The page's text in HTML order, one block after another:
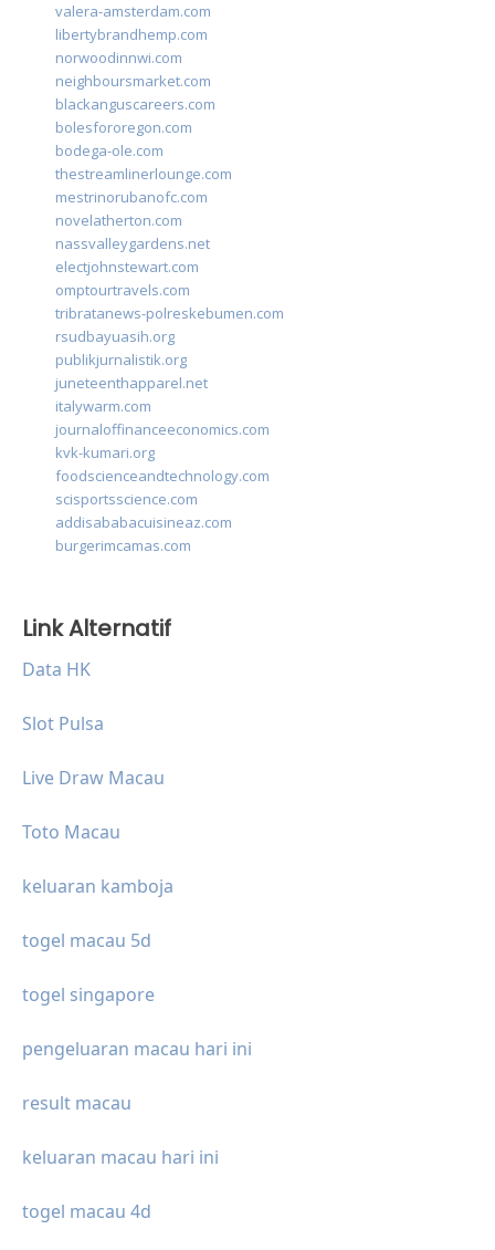
valera-amsterdam.com
libertybrandhemp.com
norwoodinnwi.com
neighboursmarket.com
blackanguscareers.com
bolesfororegon.com
bodega-ole.com
thestreamlinerlounge.com
mestrinorubanofc.com
novelatherton.com
nassvalleygardens.net
electjohnstewart.com
omptourtravels.com
tribratanews-polreskebumen.com
rsudbayuasih.org
publikjurnalistik.org
juneteenthapparel.net
italywarm.com
journaloffinanceeconomics.com
kvk-kumari.org
foodscienceandtechnology.com
scisportsscience.com
addisababacuisineaz.com
burgerimcamas.com
Link Alternatif
Data HK
Slot Pulsa
Live Draw Macau
Toto Macau
keluaran kamboja
togel macau 5d
togel singapore
pengeluaran macau hari ini
result macau
keluaran macau hari ini
togel macau 4d